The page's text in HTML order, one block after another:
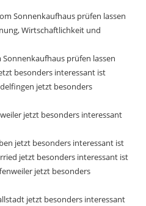
Sonnenkaufhaus prüfen lassen
Wirtschaftlichkeit und
prüfen lassen
besonders interessant ist
jetzt besonders
jetzt besonders interessant
jetzt besonders interessant ist
jetzt besonders interessant ist
jetzt besonders
jetzt besonders interessant